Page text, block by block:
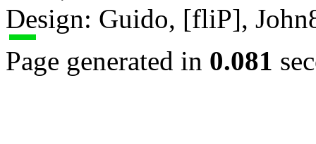
Design: Guido, [fliP],
Page generated in 0.081